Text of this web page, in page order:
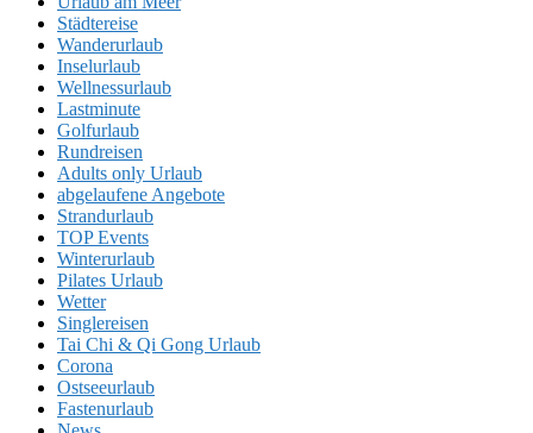
Städtereise
Wanderurlaub
Inselurlaub
Wellnessurlaub
Lastminute
Golfurlaub
Rundreisen
Adults only Urlaub
abgelaufene Angebote
Strandurlaub
TOP Events
Winterurlaub
Pilates Urlaub
Wetter
Singlereisen
Tai Chi & Qi Gong Urlaub
Corona
Ostseeurlaub
Fastenurlaub